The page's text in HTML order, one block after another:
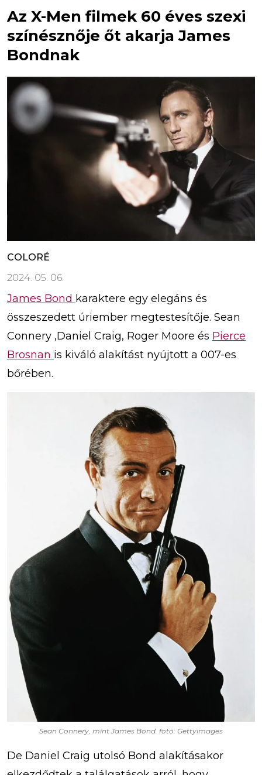
Az X-Men filmek 60 éves szexi
színésznője őt akarja James
Bondnak
COLORÉ
2024. 05. 06.
James Bond karaktere egy elegáns és
összeszedett úriember megtestesítője. Sean
Connery ,Daniel Craig, Roger Moore és Pierce
Brosnan is kiváló alakítást nyújtott a 007-es
bőrében.
Sean Connery, mint James Bond. fotó: Gettyimages
De Daniel Craig utolsó Bond alakításakor